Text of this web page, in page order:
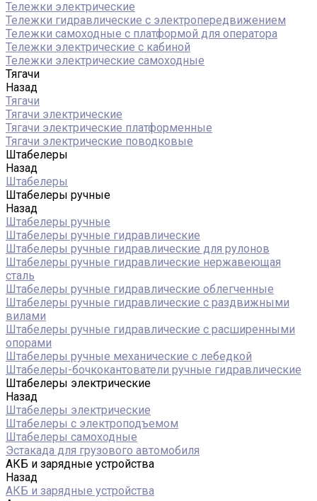
Тележки электрические
Тележки гидравлические с электропередвижением
Тележки самоходные с платформой для оператора
Тележки электрические с кабиной
Тележки электрические самоходные
Тягачи
Назад
Тягачи
Тягачи электрические
Тягачи электрические платформенные
Тягачи электрические поводковые
Штабелеры
Назад
Штабелеры
Штабелеры ручные
Назад
Штабелеры ручные
Штабелеры ручные гидравлические
Штабелеры ручные гидравлические для рулонов
Штабелеры ручные гидравлические нержавеющая
сталь
Штабелеры ручные гидравлические облегченные
Штабелеры ручные гидравлические с раздвижными
вилами
Штабелеры ручные гидравлические с расширенными
опорами
Штабелеры ручные механические с лебедкой
Штабелеры-бочкокантователи ручные гидравлические
Штабелеры электрические
Назад
Штабелеры электрические
Штабелеры с электроподъемом
Штабелеры самоходные
Эстакада для грузового автомобиля
АКБ и зарядные устройства
Назад
АКБ и зарядные устройства